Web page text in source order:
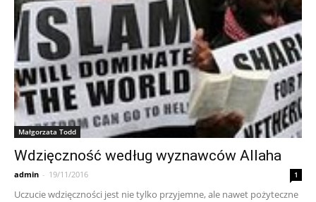
Małgorzata Todd
Wdzięczność według wyznawców Allaha
admin - 19/11/2016 1
Uczucie wdzięczności jest nie tylko przyjemne, ale nawet pożyteczne